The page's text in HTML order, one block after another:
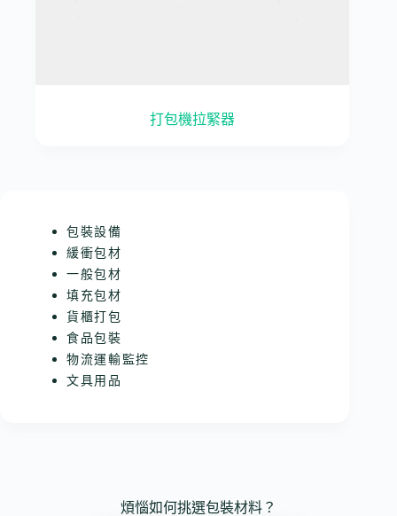
打包機拉緊器
包裝設備
緩衝包材
一般包材
填充包材
貨櫃打包
食品包裝
物流運輸監控
文具用品
煩惱如何挑選包裝材料？